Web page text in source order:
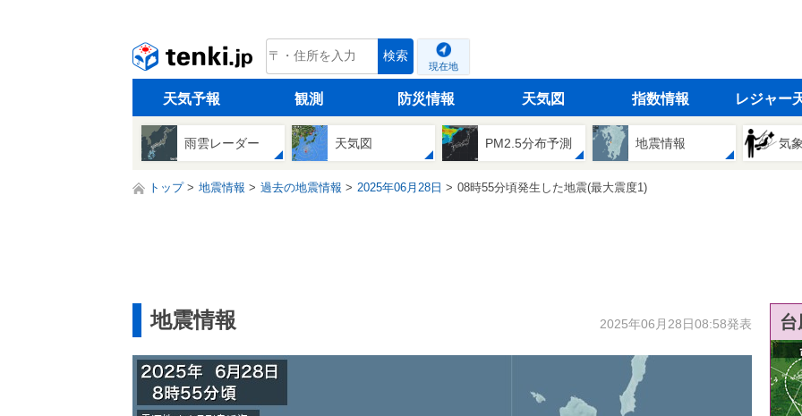
tenki.jp 検索
現在地
天気予報 観測 防災情報 天気図 指数情報 レジャー
雨雲レーダー 天気図 PM2.5分布予測 地震情報 気
トップ 地震情報 過去の地震情報 2025年06月28日 08時55分頃発生した地震(最大震度1)
地震情報 2025年06月28日08:58発表